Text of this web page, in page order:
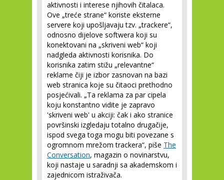
aktivnosti i interese njihovih čitalaca.
Ove „treće strane“ koriste eksterne
servere koji upošljavaju tzv. „trackere“,
odnosno dijelove softwera koji su
konektovani na „skriveni web“ koji
nadgleda aktivnosti korisnika. Do
korisnika zatim stižu „relevantne“
reklame čiji je izbor zasnovan na bazi
web stranica koje su čitaoci prethodno
posjećivali. „Ta reklama za par cipela
koju konstantno vidite je zapravo
'skriveni web' u akciji: čak i ako stranice
površinski izgledaju totalno drugačije,
ispod svega toga mogu biti povezane s
ogromnom mrežom trackera“, piše The
Conversation, magazin o novinarstvu,
koji nastaje u saradnji sa akademskom i
zajednicom istraživača.